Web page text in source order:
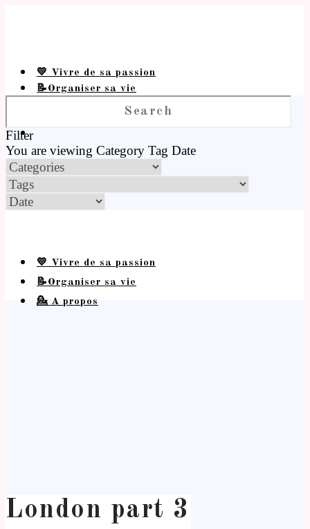
💛 Vivre de sa passion
📝Organiser sa vie
Filter
You are viewing Category Tag Date
💛 Vivre de sa passion
📝Organiser sa vie
💁 A propos
London part 3